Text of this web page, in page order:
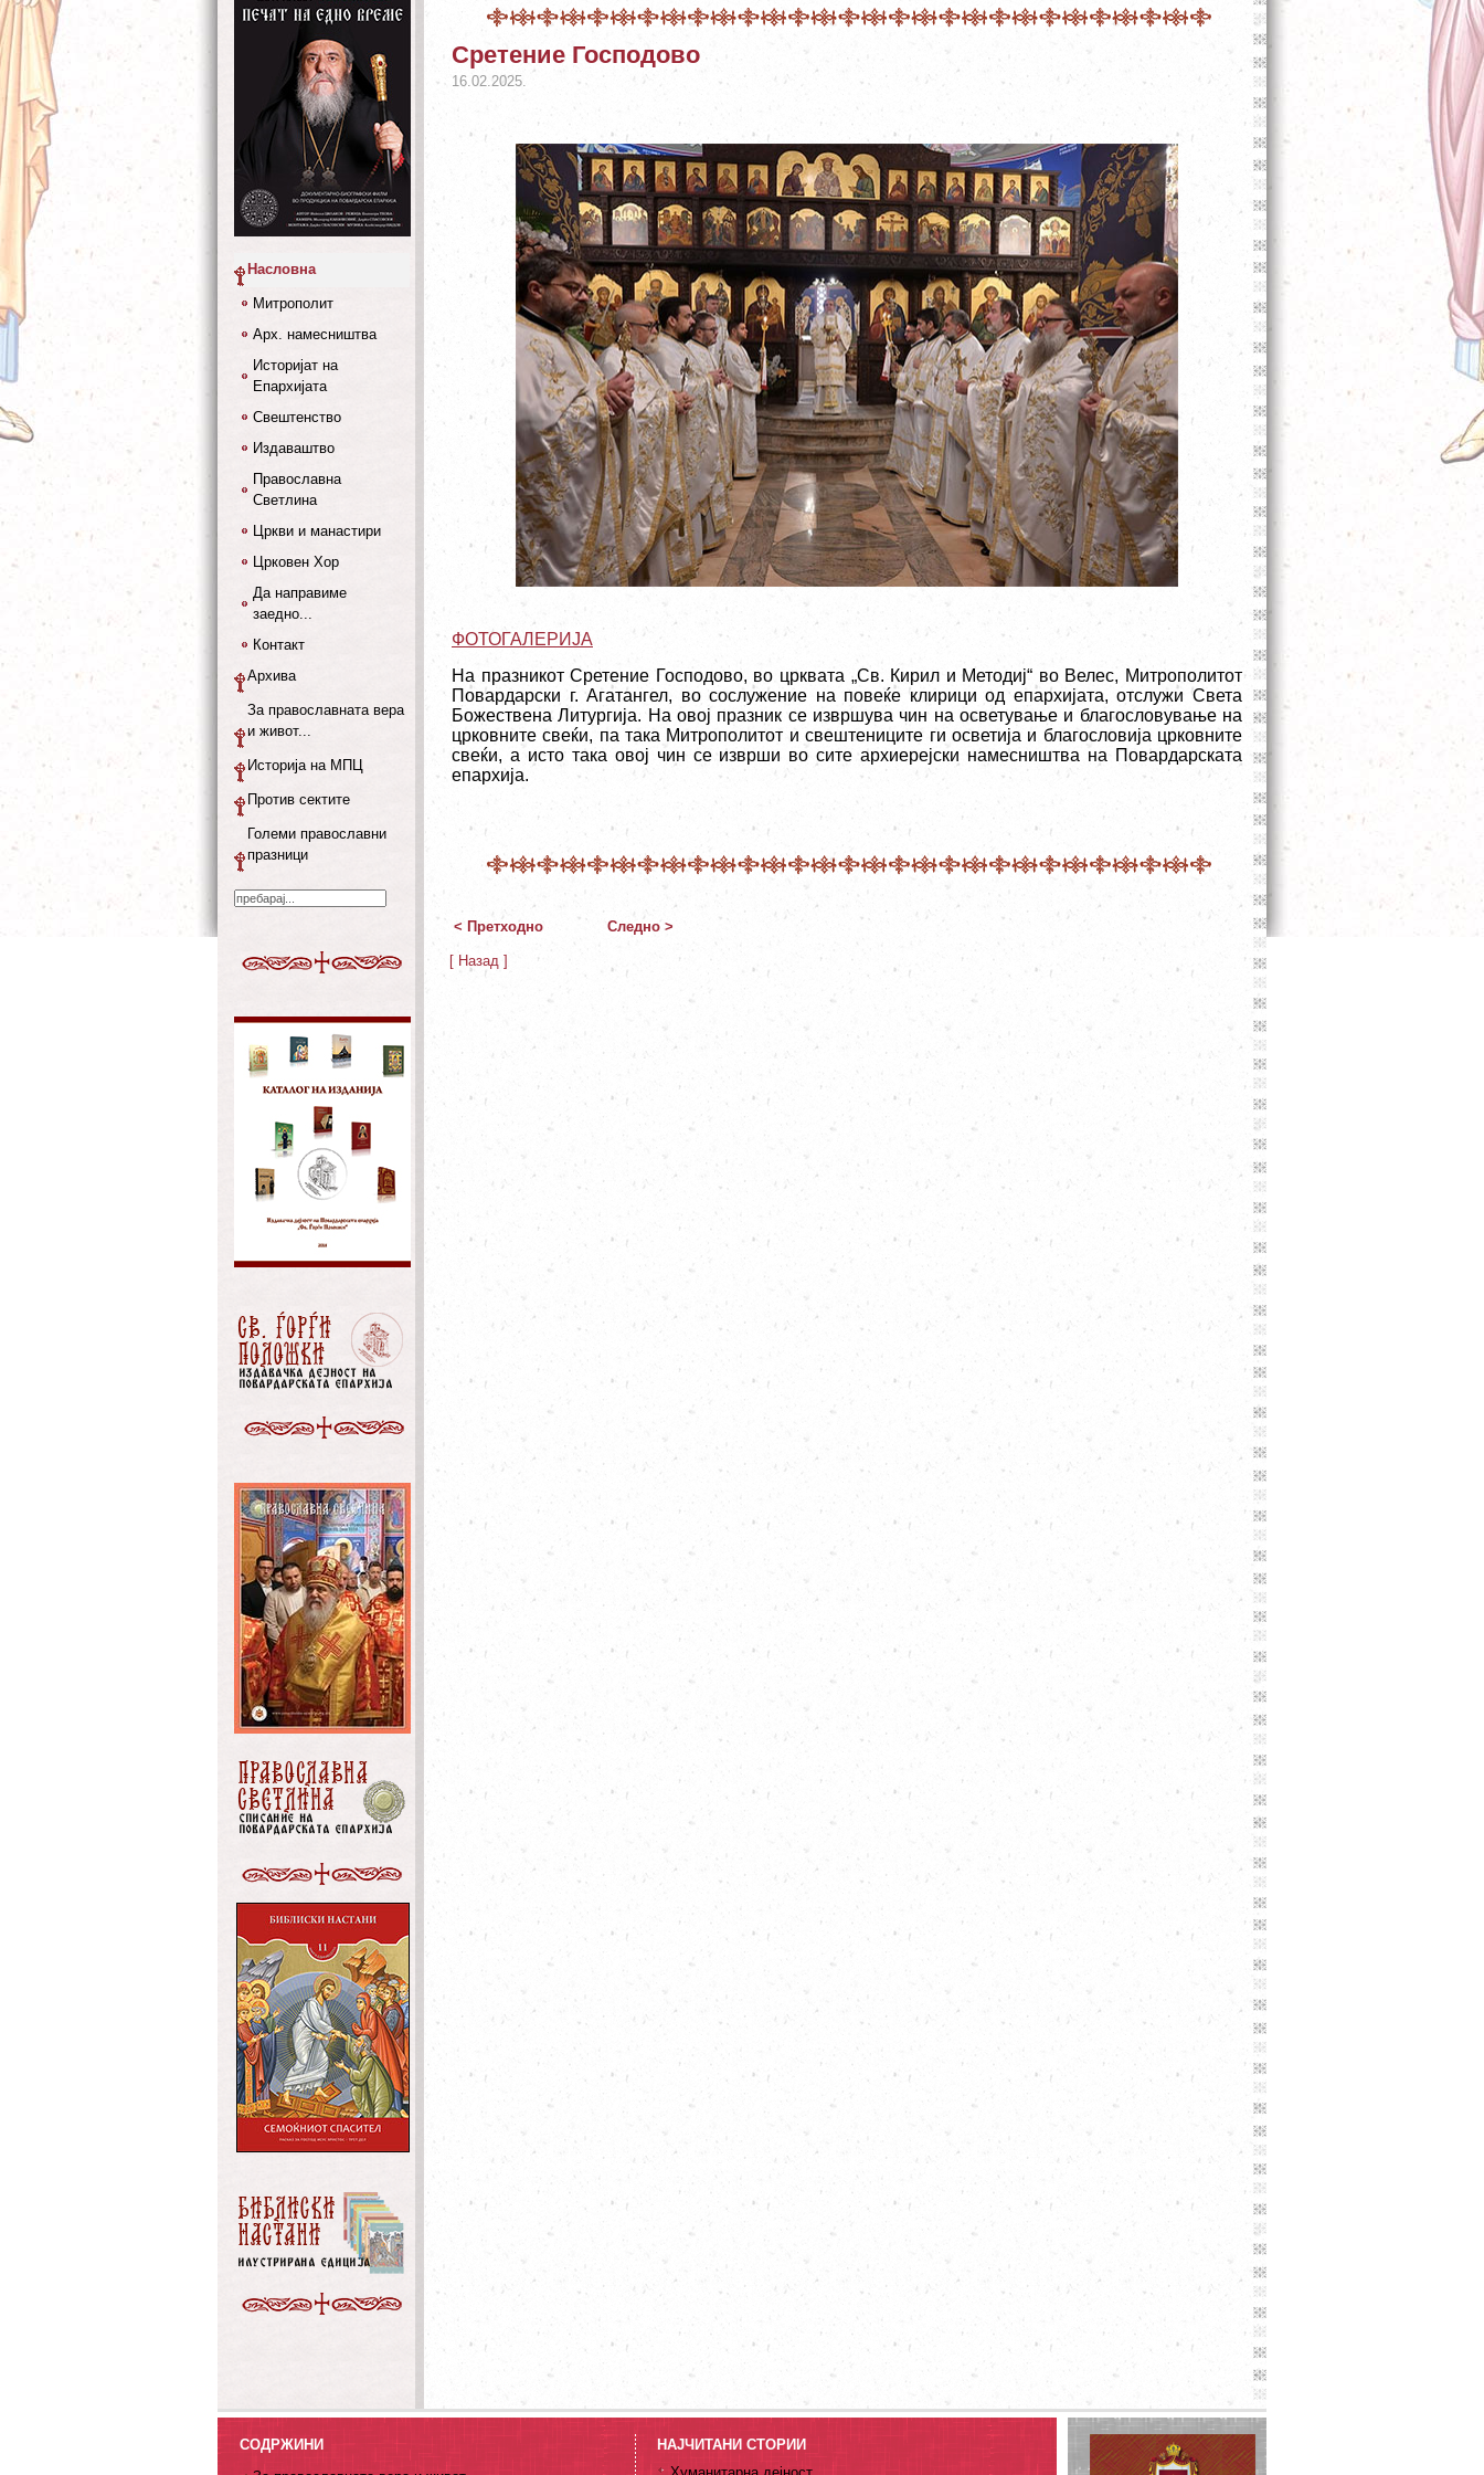
Сретение Господово
16.02.2025.
ФОТОГАЛЕРИЈА
На празникот Сретение Господово, во црквата „Св. Кирил и Методиј“ во Велес, Митрополитот
Повардарски г. Агатангел, во сослужение на повеќе клирици од епархијата, отслужи Света
Божествена Литургија. На овој празник се извршува чин на осветување и благословување на
црковните свеќи, па така Митрополитот и свештениците ги осветија и благословија црковните
свеќи, а исто така овој чин се изврши во сите архиерејски намесништва на Повардарската
епархија.
< Претходно Следно >
[ Назад ]
Насловна
Митрополит
Арх. намесништва
Историјат на
Епархијата
Свештенство
Издаваштво
Православна
Светлина
Цркви и манастири
Црковен Хор
Да направиме
заедно...
Контакт
Архива
За православната вера
и живот...
Историја на МПЦ
Против сектите
Големи православни
празници
СОДРЖИНИ
НАЈЧИТАНИ СТОРИИ